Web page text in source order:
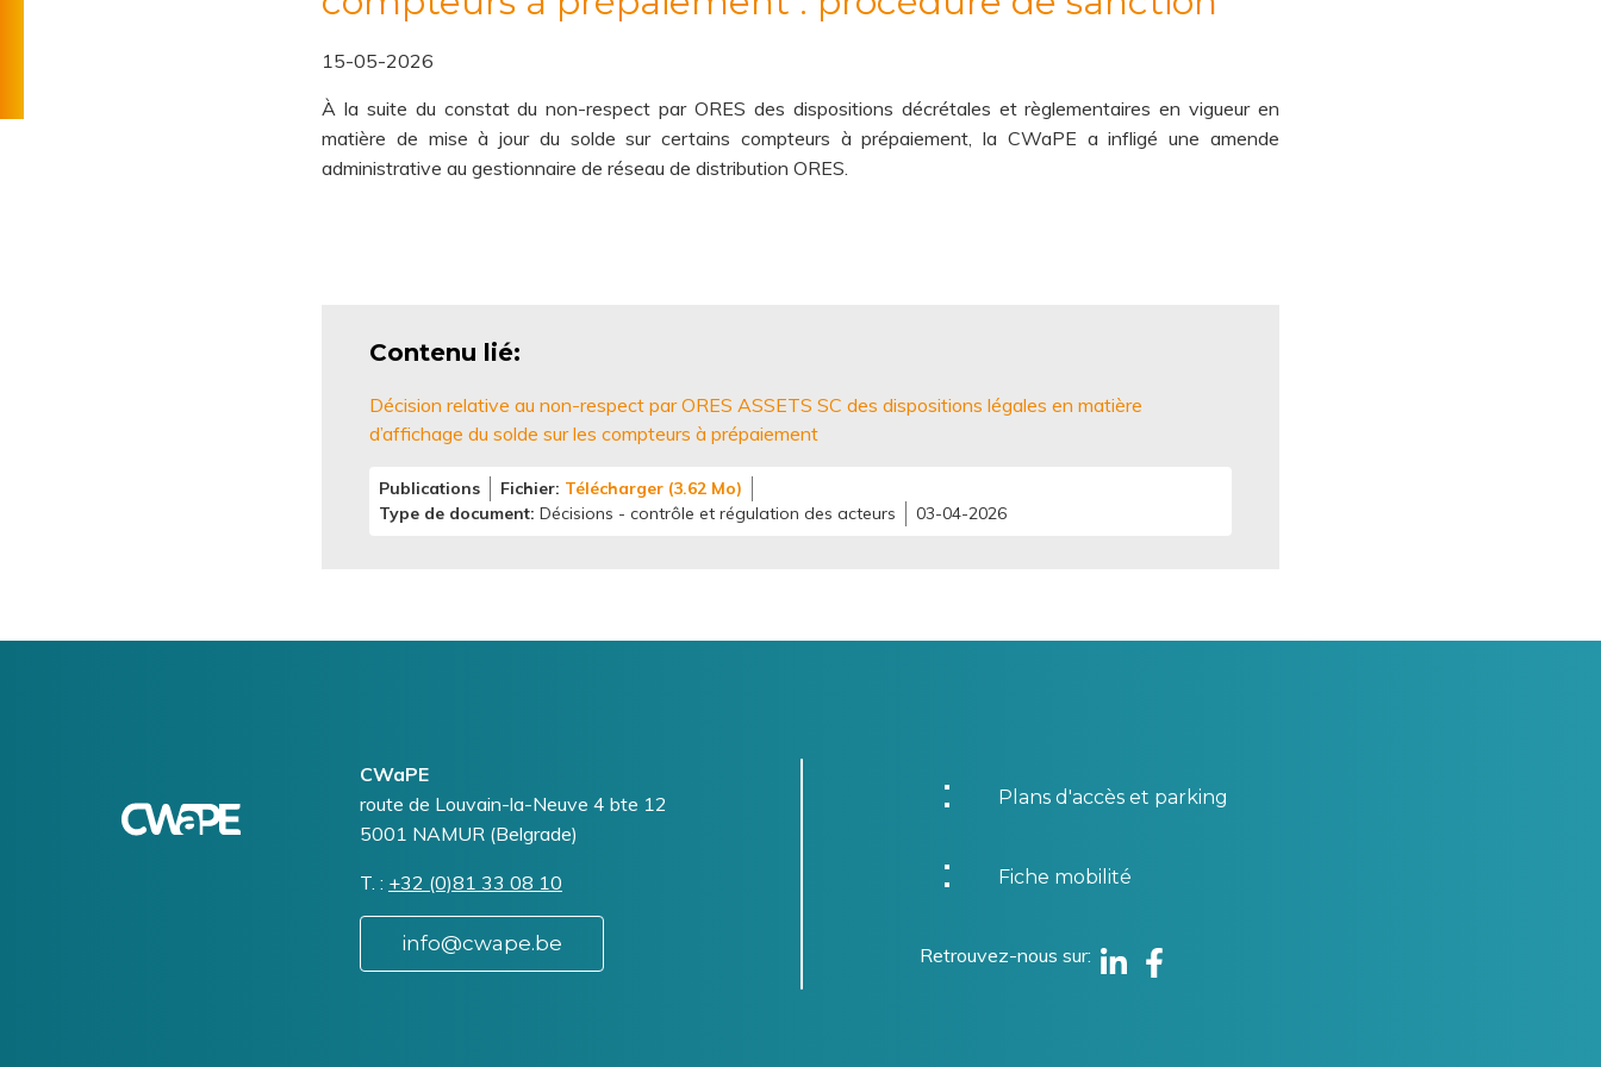
de
15-05-2026
À la suite du constat du non-respect par ORES des dispositions décrétales et règlementaires en vigueur en
matière de mise à jour du solde sur certains compteurs à prépaiement, la CWaPE a infligé une amende
administrative au gestionnaire de réseau de distribution ORES.
Contenu lié
Décision relative au non-respect par ORES ASSETS SC des dispositions légales en matière
d’affichage du solde sur les compteurs à prépaiement
Publications Fichier Télécharger (3.62 Mo)
Type de document Décisions - contrôle et régulation des acteurs 03-04-2026
CWaPE
Addresse
route de Louvain-la-Neuve 4 bte 12
5001 NAMUR (Belgrade)
T. Téléphone
+32 (0)81 33 08 10
info@cwape.be
Plans d'accès et parking
Fiche mobilité
Retrouvez-nous sur
Linkedin
Facebook